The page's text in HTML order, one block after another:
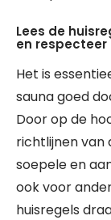
Lees de
en respecteer
Het is
sauna goed
Door op de
richtlijnen van
soepele en
ook voor
huisregels